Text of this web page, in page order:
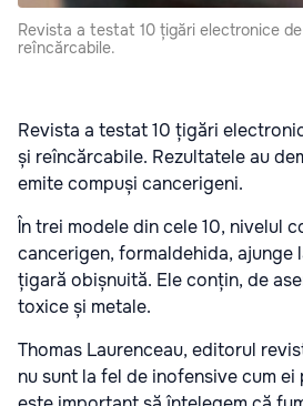
Revista a testat 10 țigări electronice
reîncărcabile.
Revista a testat 10 țigări
și reîncărcabile. Rezultatele au
emite compuși cancerigeni.
În trei modele din cele 10, nivelul
cancerigen, formaldehida, ajunge
țigară obișnuită. Ele conțin, de
toxice și metale.
Thomas Laurenceau, editorul
nu sunt la fel de inofensive cum